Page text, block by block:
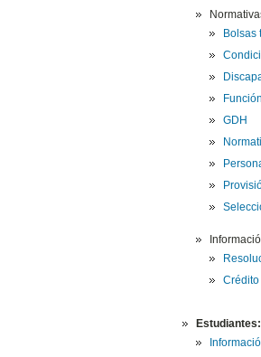
Bolsas
GDH
Crédito
Estudiantes: